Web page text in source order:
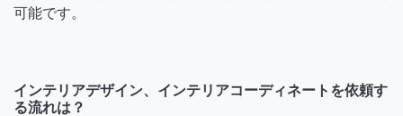
可能です。
インテリアデザイン、インテリアコーディネートを依頼す
る流れは？